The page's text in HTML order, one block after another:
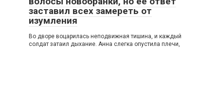
заставил всех замереть от
изумления
Во дворе воцарилась неподвижная тишина, и каждый
солдат затаил дыхание. Анна слегка опустила плечи,